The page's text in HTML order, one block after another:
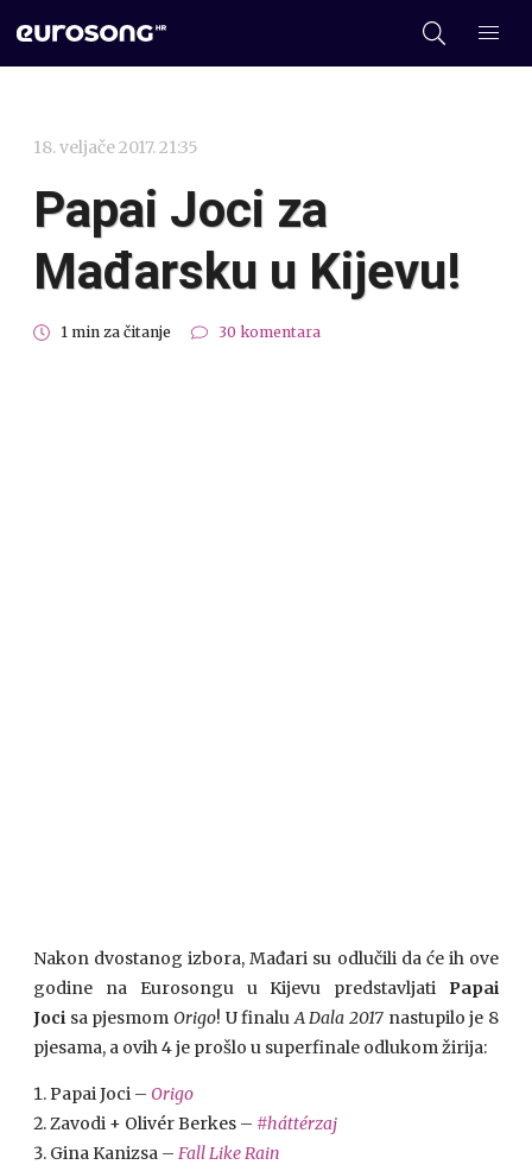
18. veljače 2017. 21:35
Papai Joci za
Mađarsku u Kijevu!
1 min za čitanje 30 komentara
Nakon dvostanog izbora, Mađari su odlučili da će ih ove
godine na Eurosongu u Kijevu predstavljati Papai
Joci sa pjesmom Origo! U finaluA Dala 2017 nastupilo je 8
pjesama, a ovih 4 je prošlo u superfinale odlukom žirija:
Papai Joci – Origo
Zavodi + Olivér Berkes – #háttérzaj
Gina Kanizsa – Fall Like Rain